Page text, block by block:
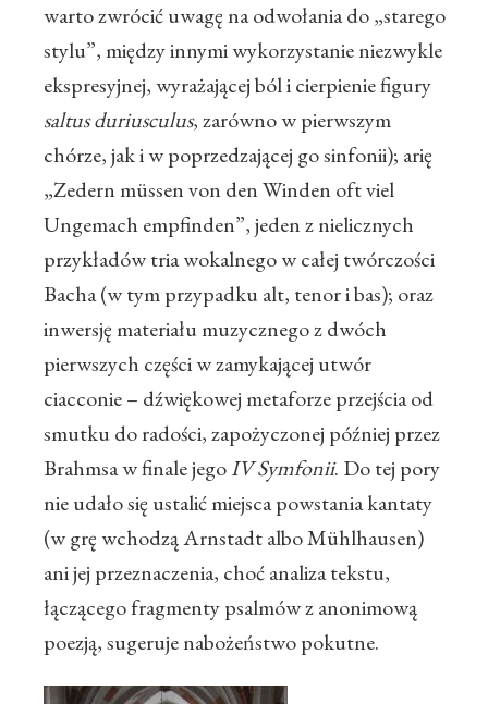
warto zwrócić uwagę na odwołania do „starego
stylu”, między innymi wykorzystanie niezwykle
ekspresyjnej, wyrażającej ból i cierpienie figury
saltus duriusculus, zarówno w pierwszym
chórze, jak i w poprzedzającej go sinfonii); arię
„Zedern müssen von den Winden oft viel
Ungemach empfinden”, jeden z nielicznych
przykładów tria wokalnego w całej twórczości
Bacha (w tym przypadku alt, tenor i bas); oraz
inwersję materiału muzycznego z dwóch
pierwszych części w zamykającej utwór
ciacconie – dźwiękowej metaforze przejścia od
smutku do radości, zapożyczonej później przez
Brahmsa w finale jegoIV Symfonii. Do tej pory
nie udało się ustalić miejsca powstania kantaty
(w grę wchodzą Arnstadt albo Mühlhausen)
ani jej przeznaczenia, choć analiza tekstu,
łączącego fragmenty psalmów z anonimową
poezją, sugeruje nabożeństwo pokutne.